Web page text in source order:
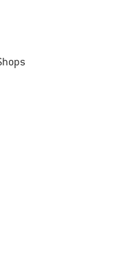
de
Trouve toutes les